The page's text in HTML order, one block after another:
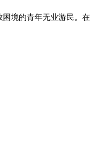
境的青年无业游民。在